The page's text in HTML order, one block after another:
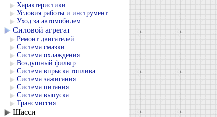
Характеристики
Условия работы и инструмент
Уход за автомобилем
Силовой агрегат
Ремонт двигателей
Система смазки
Система охлаждения
Воздушный фильтр
Система впрыска топлива
Система зажигания
Система питания
Система выпуска
Трансмиссия
Шасси